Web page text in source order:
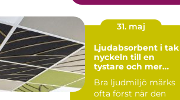
lägenheter och...
31. maj
Ljudabsorbent i tak
nyckeln till en
tystare och mer
Bra ljudmiljö märks
ofta först när den